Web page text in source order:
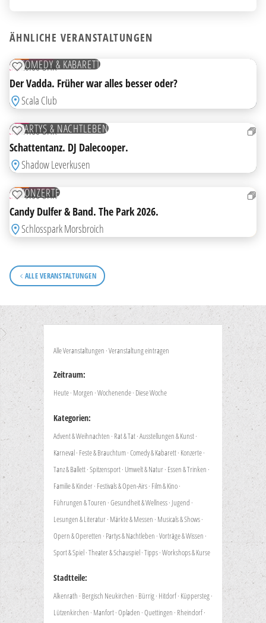
ÄHNLICHE VERANSTALTUNGEN
HIGHLIGHT
15
COMEDY & KABARETT
ZUR MERKLISTE HINZUFÜGEN
SA20:00 UHR
Der Vadda. Früher war alles besser oder?
Scala Club
22
PARTYS & NACHTLEBEN
ZUR MERKLISTE HINZUFÜGEN
SA21:00 UHR
Schattentanz. DJ Dalecooper.
Shadow Leverkusen
HIGHLIGHT
29
KONZERTE
ZUR MERKLISTE HINZUFÜGEN
SA19:00 UHR
Candy Dulfer & Band. The Park 2026.
Schlosspark Morsbroich
ALLE VERANSTALTUNGEN
Alle Veranstaltungen ·Veranstaltung eintragen
Zeitraum:
Heute· Morgen ·Wochenende· Diese Woche
Kategorien:
Advent & Weihnachten · Rat & Tat·Ausstellungen & Kunst·
Karneval· Feste & Brauchtum·Comedy & Kabarett· Konzerte·
Tanz & Ballett·Spitzensport· Umwelt & Natur· Essen & Trinken ·
Familie & Kinder· Festivals & Open-Airs· Film & Kino·
Führungen & Touren ·Gesundheit & Wellness· Jugend ·
Lesungen & Literatur· Märkte & Messen · Musicals & Shows·
Opern & Operetten · Partys & Nachtleben ·Vorträge & Wissen ·
Sport & Spiel·Theater & Schauspiel·Tipps·Workshops & Kurse
Stadtteile:
Alkenrath · Bergisch Neukirchen · Bürrig· Hitdorf· Küppersteg·
Lützenkirchen · Manfort·Opladen ·Quettingen · Rheindorf·